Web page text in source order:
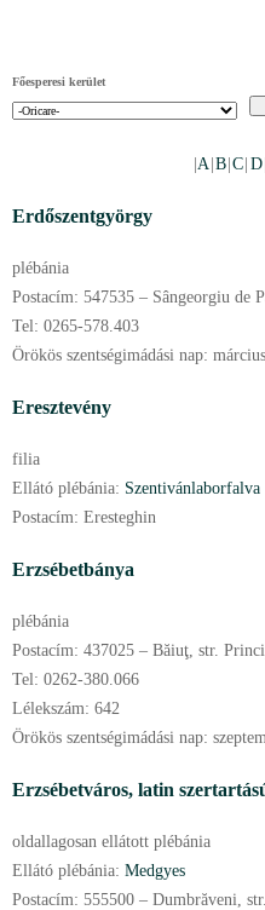
Főesperesi kerület
|A B |C D
Erdőszentgyörgy
plébánia
Postacím: 547535 – Sângeorgiu de
Tel: 0265-578.403
Örökös szentségimádási nap: március
Eresztevény
filia
Ellátó plébánia: Szentivánlaborfalva
Postacím: Eresteghin
Erzsébetbánya
plébánia
Postacím: 437025 – Băiuţ, str.
Tel: 0262-380.066
Lélekszám: 642
Örökös szentségimádási nap:
Erzsébetváros, latin
oldallagosan ellátott plébánia
Ellátó plébánia: Medgyes
Postacím: 555500 – Dumbrăveni,